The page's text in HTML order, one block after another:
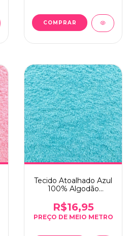
Tecido Atoalhado Azul
100% Algodão
1,40m
R$16,95